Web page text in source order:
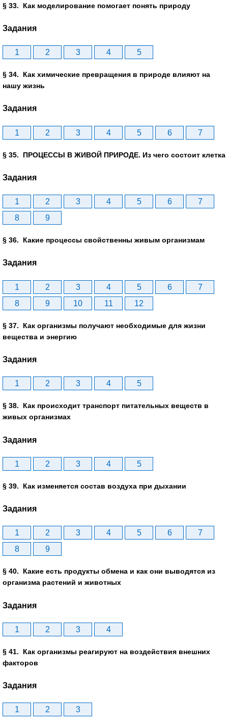
§ 33. Как моделирование помогает понять природу
Задания
1 2 3 4 5
§ 34. Как химические превращения в природе влияют на
нашу жизнь
Задания
1 2 3 4 5 6 7
§ 35. ПРОЦЕССЫ В ЖИВОЙ ПРИРОДЕ. Из чего состоит клетка
Задания
1 2 3 4 5 6
7
8
9
§ 36. Какие процессы свойственны живым организмам
Задания
1 2 3 4 5 6
7
8
9 10 11 12
§ 37. Как организмы получают необходимые для жизни
вещества и энергию
Задания
1 2 3 4 5
§ 38. Как происходит транспорт питательных веществ в
живых организмах
Задания
1 2 3 4 5
§ 39. Как изменяется состав воздуха при дыхании
Задания
1 2 3 4 5 6
7
8
9
§ 40. Какие есть продукты обмена и как они выводятся из
организма растений и животных
Задания
1 2 3 4
§ 41. Как организмы реагируют на воздействия внешних
факторов
Задания
1 2 3